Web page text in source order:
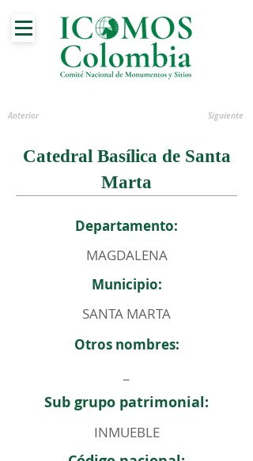
Anterior Siguiente
Catedral Basílica de Santa
Marta
Departamento:
MAGDALENA
Municipio:
SANTA MARTA
Otros nombres:
Sub grupo patrimonial:
INMUEBLE